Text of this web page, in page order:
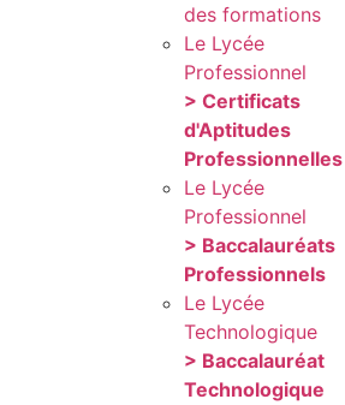
des formations
Le Lycée
Professionnel
> Certificats
d'Aptitudes
Professionnelles
Le Lycée
Professionnel
> Baccalauréats
Professionnels
Le Lycée
Technologique
> Baccalauréat
Technologique